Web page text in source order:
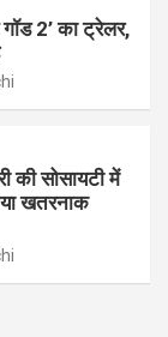
2’ का ट्रेलर,
की सोसायटी में
खतरनाक